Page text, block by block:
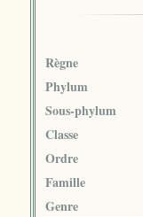
Règne
Phylum
Sous-phylum
Classe
Ordre
Famille
Genre